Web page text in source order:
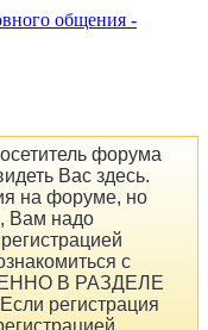
форума
Вас здесь.
на форуме, но
Вам надо
с
В РАЗДЕЛЕ
регистрация